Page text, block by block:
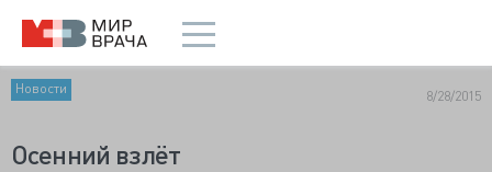
Новости 8/28/2015
Осенний взлёт